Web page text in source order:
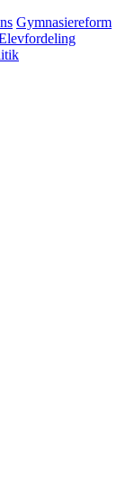
Gymnasiereform